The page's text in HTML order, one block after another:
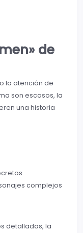
de
la atención de
son escasos, la
una historia
complejos
detalladas, la